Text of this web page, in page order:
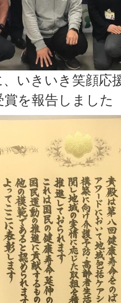
、いきいき笑顔応
を報告しました